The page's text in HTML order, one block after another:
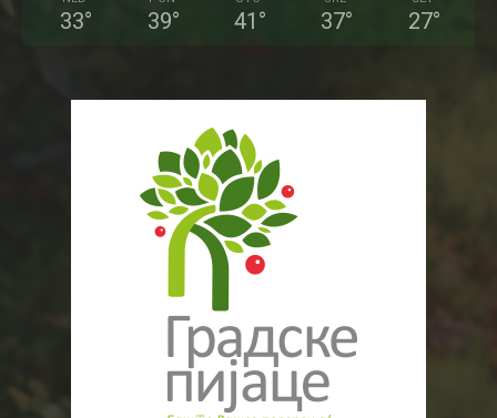
33° 39° 41 ° 37° 27°